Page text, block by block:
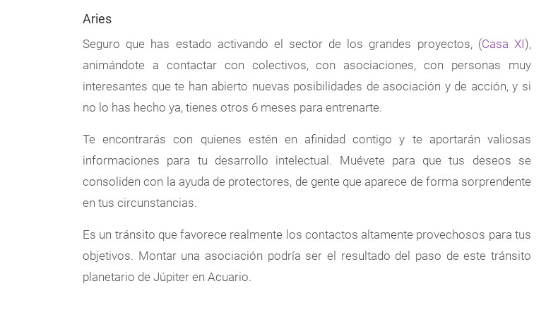
Aries
Seguro que has estado activando el sector de los grandes proyectos, (Casa XI),
animándote a contactar con colectivos, con asociaciones, con personas muy
interesantes que te han abierto nuevas posibilidades de asociación y de acción, y si
no lo has hecho ya, tienes otros 6 meses para entrenarte.
Te encontrarás con quienes estén en afinidad contigo y te aportarán valiosas
informaciones para tu desarrollo intelectual. Muévete para que tus deseos se
consoliden con la ayuda de protectores, de gente que aparece de forma sorprendente
en tus circunstancias.
Es un tránsito que favorece realmente los contactos altamente provechosos para tus
objetivos. Montar una asociación podría ser el resultado del paso de este tránsito
planetario de Júpiter en Acuario.